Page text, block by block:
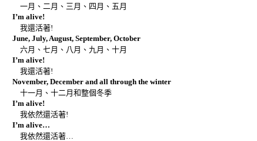
一月、二月、三月、四月、五月
I’m alive!
我還活著!
June, July, August, September, October
六月、七月、八月、九月、十月
I’m alive!
我還活著!
November, December and all through the winter
十一月、十二月和整個冬季
I’m alive!
我依然還活著!
I’m alive…
我依然還活著…